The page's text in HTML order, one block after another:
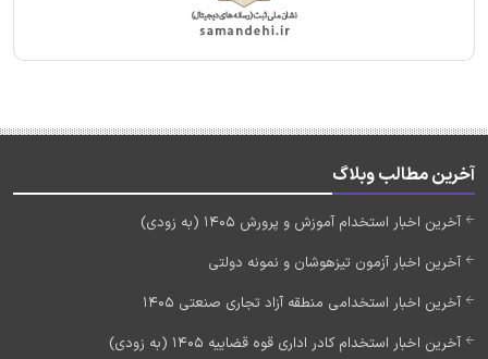
آخرین مطالب وبلاگ
آخرین اخبار استخدام آموزش و پرورش 1405 (به زودی)
آخرین اخبار آزمون تیزهوشان و نمونه دولتی
آخرین اخبار استخدامی منطقه آزاد تجاری صنعتی 1405
آخرین اخبار استخدام کادر اداری قوه قضاییه 1405 (به زودی)